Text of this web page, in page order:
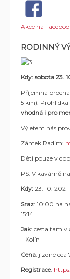
Akce na
RODINNÝ
Kdy: sobota 23.
Příjemná
5 km).
vhodná i pro
Výletem nás
Zámek Radim:
Děti pouze v
PS: V kavárně
Kdy: 23. 10. 2021
Sraz: 10:00 na
15:14
Jak: cesta tam
– Kolín
Cena: jízdné cca
Registrace: